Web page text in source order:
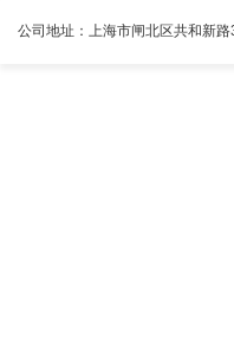
公司地址：上海市闸北区共和新